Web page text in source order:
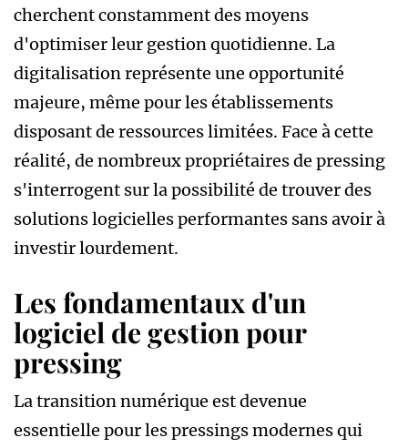
cherchent constamment des moyens
d'optimiser leur gestion quotidienne. La
digitalisation représente une opportunité
majeure, même pour les établissements
disposant de ressources limitées. Face à cette
réalité, de nombreux propriétaires de pressing
s'interrogent sur la possibilité de trouver des
solutions logicielles performantes sans avoir à
investir lourdement.
Les fondamentaux d'un
logiciel de gestion pour
pressing
La transition numérique est devenue
essentielle pour les pressings modernes qui